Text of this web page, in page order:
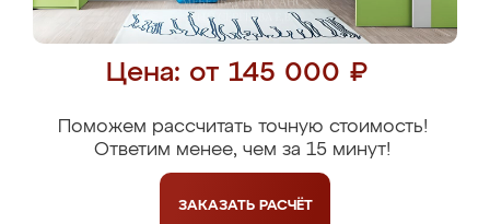
Цена: от 145 000 ₽
Поможем рассчитать точную стоимость!
Ответим менее, чем за 15 минут!
ЗАКАЗАТЬ РАСЧЁТ